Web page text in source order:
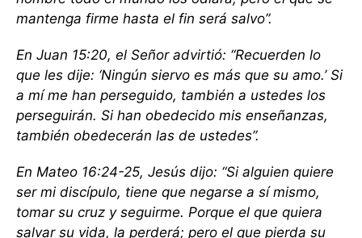
mantenga firme hasta el fin será salvo”.
En Juan 15:20, el Señor advirtió: “Recuerden lo
que les dije: ‘Ningún siervo es más que su amo.’ Si
a mí me han perseguido, también a ustedes los
perseguirán. Si han obedecido mis enseñanzas,
también obedecerán las de ustedes”.
En Mateo 16:24-25, Jesús dijo: “Si alguien quiere
ser mi discípulo, tiene que negarse a sí mismo,
tomar su cruz y seguirme. Porque el que quiera
salvar su vida, la perderá; pero el que pierda su